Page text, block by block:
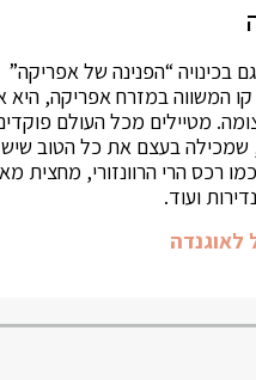
בכינויה “הפנינה של אפריקה”
המשווה במזרח אפריקה, היא
מטיילים מכל העולם
שמכילה בעצם את כל הטוב
רכס הרי הרוונזורי, מחצית
ועוד.
לאוגנדה